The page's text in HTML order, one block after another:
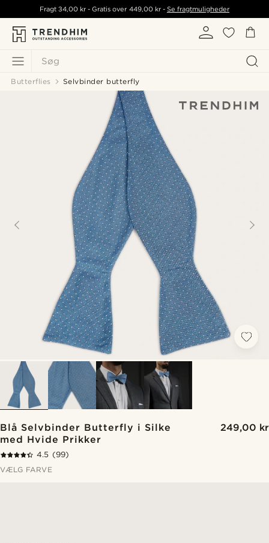
Søg
Fragt34,00 kr - Gratis over 449,00 kr- Se fragtmuligheder
Butterflies Selvbinder butterfly
Blå Selvbinder Butterfly i Silke
med Hvide Prikker
249,00 kr
4.5 (99)
VÆLG FARVE